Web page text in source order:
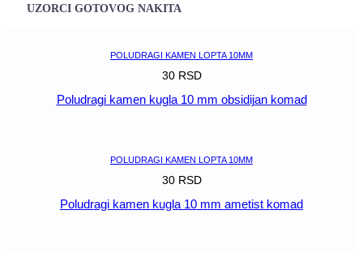
UZORCI GOTOVOG NAKITA
POLUDRAGI KAMEN LOPTA 10MM
30 RSD
Poludragi kamen kugla 10 mm obsidijan komad
POLUDRAGI KAMEN LOPTA 10MM
30 RSD
Poludragi kamen kugla 10 mm ametist komad